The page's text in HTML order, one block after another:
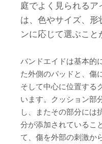
庭でよく見られるア
は、色やサイズ、形
ンに応じて選ぶこと
バンドエイドは基本的
た外側のパッドと、傷
そして中心に位置する
います。クッション部
し、またその部分には
分が添加されているこ
て、傷を外部の刺激か